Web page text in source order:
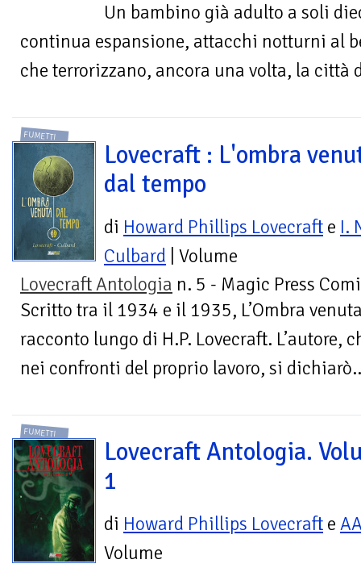
Un bambino già adulto a soli
continua espansione, attacchi notturni al
che terrorizzano, ancora una volta, la città
FUMETTI
Lovecraft : L'ombra
dal tempo
di Howard Phillips Lovecraft e I.
Culbard | Volume
Lovecraft Antologia n. 5 - Magic Press
Scritto tra il 1934 e il 1935, L’Ombra
racconto lungo di H.P. Lovecraft. L’autore,
nei confronti del proprio lavoro, si
FUMETTI
Lovecraft Antologia.
1
di Howard Phillips Lovecraft e
Volume